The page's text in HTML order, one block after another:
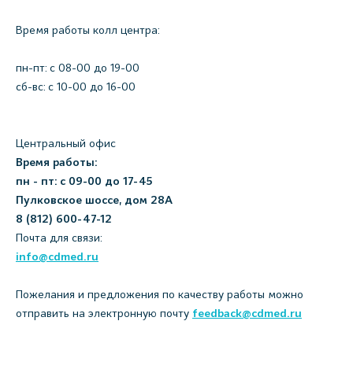
Время работы колл центра:
пн-пт: c 08-00 до 19-00
сб-вс: с 10-00 до 16-00
Центральный офис
Время работы:
пн - пт: с 09-00 до 17-45
Пулковское шоссе, дом 28А
8 (812) 600-47-12
Почта для связи:
info@cdmed.ru
Пожелания и предложения по качеству работы можно
отправить на электронную почту feedback@cdmed.ru